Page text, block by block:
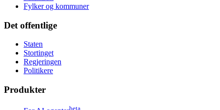
Fylker og kommuner
Det offentlige
Staten
Stortinget
Regjeringen
Politikere
Produkter
beta